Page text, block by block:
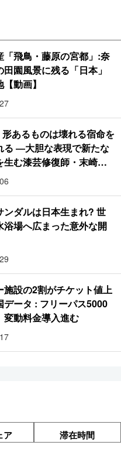
「飛鳥・藤原の宮都」:奈
田園風景に残る「日本」
動画】
あるものは壊れる宿命を
る ―大胆な表現で新たな
生む漆芸修復師・末崎広
ンダルは日本生まれ? 世
浴場へ広まった意外な開
施設の2割がチケット値上
ータ : フリーパス5000
変動料金導入進む
ア 滞在時間